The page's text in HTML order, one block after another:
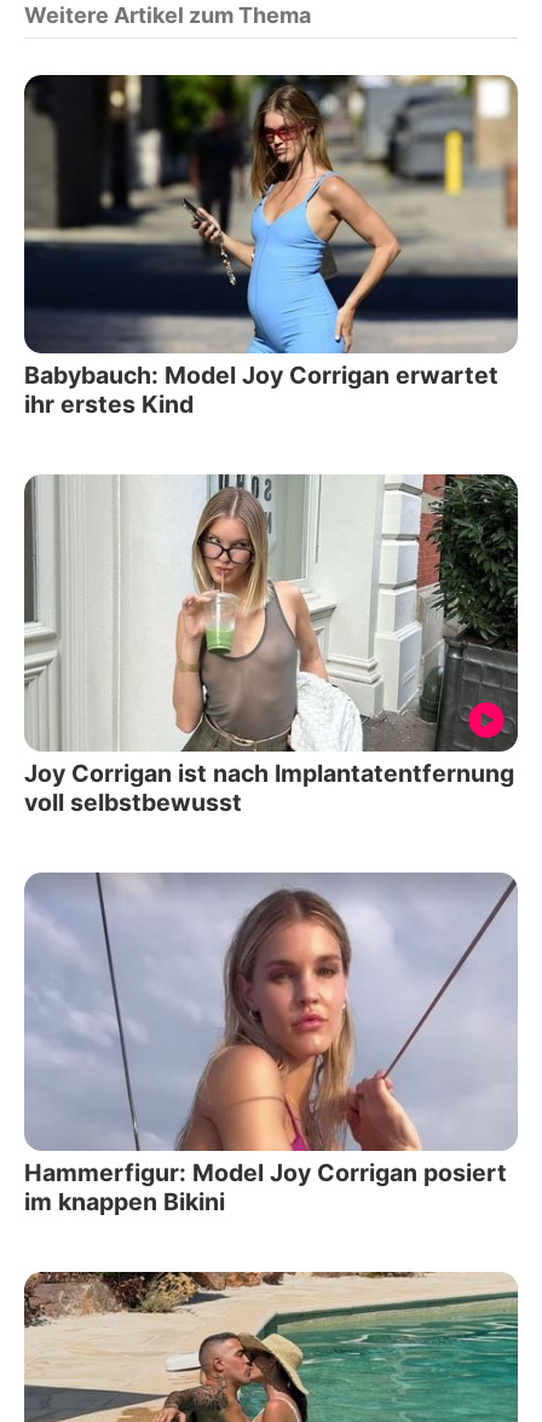
Weitere Artikel zum Thema
Babybauch: Model Joy Corrigan erwartet
ihr erstes Kind
Joy Corrigan ist nach Implantatentfernung
voll selbstbewusst
Hammerfigur: Model Joy Corrigan posiert
im knappen Bikini